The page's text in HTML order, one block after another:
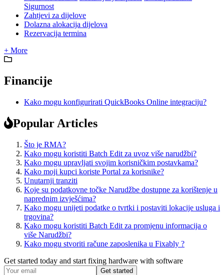
Sigurnost
Zahtjevi za dijelove
Dolazna alokacija dijelova
Rezervacija termina
+ More
Financije
Kako mogu konfigurirati QuickBooks Online integraciju?
Popular Articles
Što je RMA?
Kako mogu koristiti Batch Edit za uvoz više narudžbi?
Kako mogu upravljati svojim korisničkim postavkama?
Kako moji kupci koriste Portal za korisnike?
Unutarnji tranziti
Koje su podatkovne točke Narudžbe dostupne za korištenje u
naprednim izvješćima?
Kako mogu unijeti podatke o tvrtki i postaviti lokacije usluga i
trgovina?
Kako mogu koristiti Batch Edit za promjenu informacija o
više Narudžbi?
Kako mogu stvoriti račune zaposlenika u Fixably ?
Get started today and start fixing hardware with software